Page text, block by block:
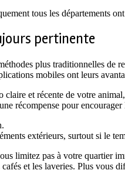
tous les départements
pertinente
plus traditionnelles
mobiles ont leurs
et récente de votre
récompense pour encourager
extérieurs, surtout si le
limitez pas à votre quartier
et les laveries. Plus vous